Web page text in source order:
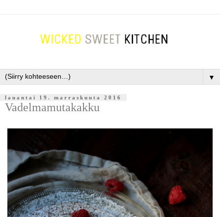
▼
lauantai 19. marraskuuta 2016
Vadelmamutakakku